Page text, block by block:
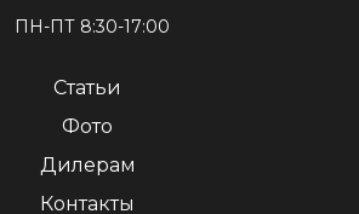
Статьи
Фото
Дилерам
Контакты
ПН-ПТ 8:30-17:00